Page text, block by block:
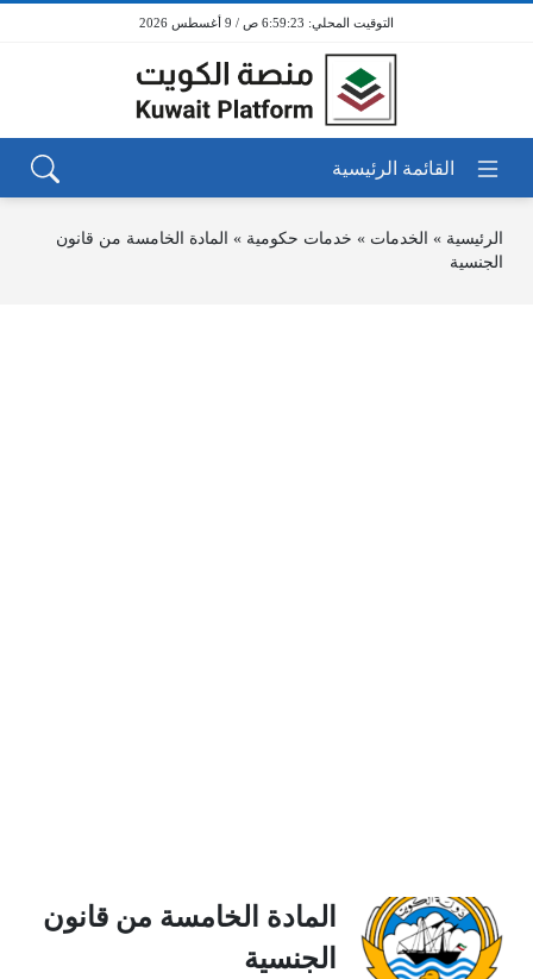
6:59:23 ص / 9 أغسطس 2026
الرئيسية » الخدمات » خدمات حكومية » المادة الخامسة من قانون
الجنسية
المادة الخامسة من قانون
الجنسية